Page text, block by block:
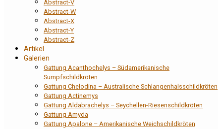
Abstract-V
Abstract-W
Abstract-X
Abstract-Y
Abstract-Z
Artikel
Galerien
Gattung Acanthochelys – Südamerikanische
Sumpfschildkröten
Gattung Chelodina – Australische Schlangenhalsschildkröten
Gattung Actinemys
Gattung Aldabrachelys – Seychellen-Riesenschildkröten
Gattung Amyda
Gattung Apalone – Amerikanische Weichschildkröten